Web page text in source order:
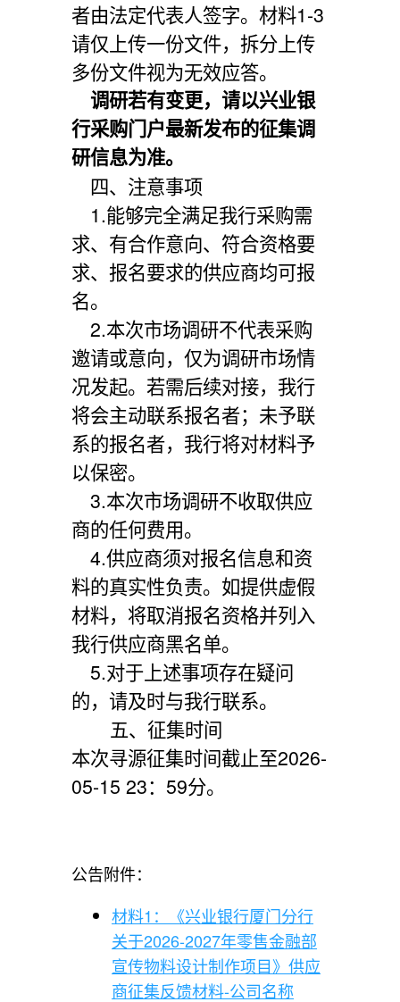
者由法定代表人签字。材料1-3
请仅上传一份文件，拆分上传
多份文件视为无效应答。
调研若有变更，请以兴业银
行采购门户最新发布的征集调
研信息为准。
四、注意事项
1.能够完全满足我行采购需
求、有合作意向、符合资格要
求、报名要求的供应商均可报
名。
2.本次市场调研不代表采购
邀请或意向，仅为调研市场情
况发起。若需后续对接，我行
将会主动联系报名者；未予联
系的报名者，我行将对材料予
以保密。
3.本次市场调研不收取供应
商的任何费用。
4.供应商须对报名信息和资
料的真实性负责。如提供虚假
材料，将取消报名资格并列入
我行供应商黑名单。
5.对于上述事项存在疑问
的，请及时与我行联系。
五、征集时间
本次寻源征集时间截止至2026-
05-15 23：59分。
公告附件：
材料1：《兴业银行厦门分行
关于2026-2027年零售金融部
宣传物料设计制作项目》供应
商征集反馈材料-公司名称